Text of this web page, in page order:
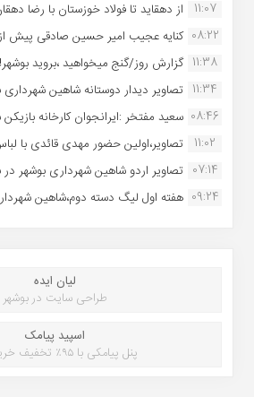
11:07
از دهقاید تا فولاد خوزستان با رضا
08:22 کنایه عجیب امیر حسین صادقی پیش
11:38 گزارش روز/گنج میخواهید ،بروید
11:34 تصاویر دیدار دوستانه شاهین
08:46 سعید مفتخر :ایرانجوان کارخانه
11:02
تصاویر،اولین حضور مهدی قائدی با
07:14 تصاویر اردو شاهین شهرداری بوشهر
09:24 هفته اول لیگ دسته دوم،شاهین
لیان ایده
طراحی سایت در بوشهر
اسپید پیامک
پنل پیامکی با ۹۵٪ تخفیف خرید پنل